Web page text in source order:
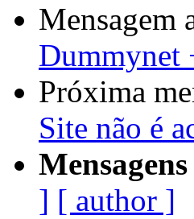
Mensagem
Próxima
Site não é
] [ author ]